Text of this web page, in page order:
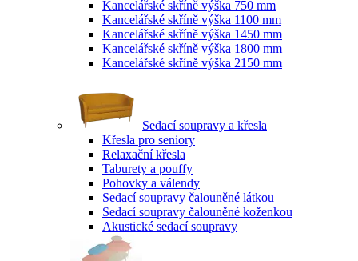
Kancelářské skříně výška 750 mm
Kancelářské skříně výška 1100 mm
Kancelářské skříně výška 1450 mm
Kancelářské skříně výška 1800 mm
Kancelářské skříně výška 2150 mm
Sedací soupravy a křesla
Křesla pro seniory
Relaxační křesla
Taburety a pouffy
Pohovky a válendy
Sedací soupravy čalouněné látkou
Sedací soupravy čalouněné koženkou
Akustické sedací soupravy